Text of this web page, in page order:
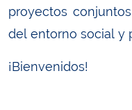
proyectos
del entorno social y
¡Bienvenidos!